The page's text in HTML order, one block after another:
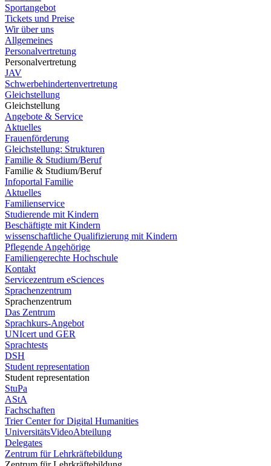
Sportangebot
Tickets und Preise
Wir über uns
Allgemeines
Personalvertretung
Personalvertretung
JAV
Schwerbehindertenvertretung
Gleichstellung
Gleichstellung
Angebote & Service
Aktuelles
Frauenförderung
Gleichstellung: Strukturen
Familie & Studium/Beruf
Familie & Studium/Beruf
Infoportal Familie
Aktuelles
Familienservice
Studierende mit Kindern
Beschäftigte mit Kindern
wissenschaftliche Qualifizierung mit Kindern
Pflegende Angehörige
Familiengerechte Hochschule
Kontakt
Servicezentrum eSciences
Sprachenzentrum
Sprachenzentrum
Das Zentrum
Sprachkurs-Angebot
UNIcert und GER
Sprachtests
DSH
Student representation
Student representation
StuPa
AStA
Fachschaften
Trier Center for Digital Humanities
UniversitätsVideoAbteilung
Delegates
Zentrum für Lehrkräftebildung